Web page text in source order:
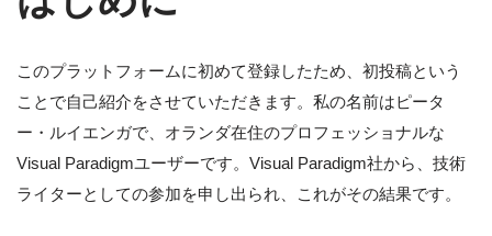
このプラットフォームに初めて登録したため、初投稿という
ことで自己紹介をさせていただきます。私の名前はピータ
ー・ルイエンガで、オランダ在住のプロフェッショナルな
Visual Paradigmユーザーです。Visual Paradigm社から、技術
ライターとしての参加を申し出られ、これがその結果です。